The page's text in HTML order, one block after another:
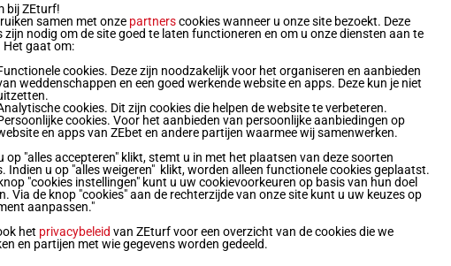
500m 20:43 Officiële uitslag: 8 - 3 - 2 - 4 Uitslagen
Uitslagen
300m 21:37Officiële uitslag: 10 - 3 - 9 - 4 Uitslagen
250m Officiële uitslag: 4 - 5 - 10 - 6 Uitslagen
300m 22:26Officiële uitslag: 3 - 5 - 1 - 9 Uitslagen
250m 22:56Officiële uitslag: 6 - 7 - 4 - 10 Uitslagen
bij ZEturf!
samen met onze partnerscookies wanneer u onze site bezoekt. Deze
zijn nodig om de site goed te laten functioneren en om u onze diensten aan te
Het gaat om:
cookies. Deze zijn noodzakelijk voor het organiseren en aanbieden
weddenschappen en een goed werkende website en apps. Deze kun je niet
cookies. Dit zijn cookies die helpen de website te verbeteren.
cookies. Voor het aanbieden van persoonlijke aanbiedingen op
en apps van ZEbet en andere partijen waarmee wij samenwerken.
op "alles accepteren" klikt, stemt u in met het plaatsen van deze soorten
Indien u op "alles weigeren" klikt, worden alleen functionele cookies geplaatst.
"cookies instellingen" kunt u uw cookievoorkeuren op basis van hun doel
Via de knop "cookies" aan de rechterzijde van onze site kunt u uw keuzes op
aanpassen."
het privacybeleid van ZEturf voor een overzicht van de cookies die we
en partijen met wie gegevens worden gedeeld.